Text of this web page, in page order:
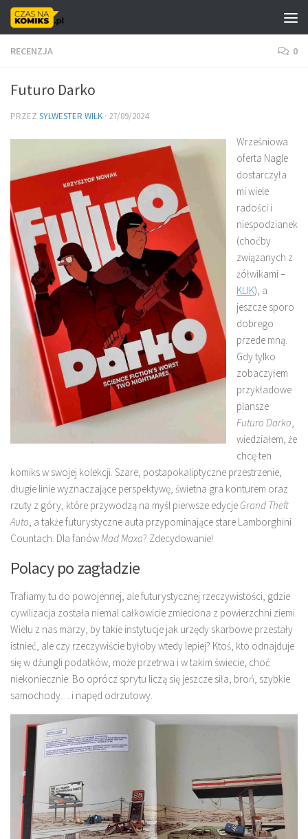
Skip to content
RECENZJA 0
Futuro Darko
PRZEZ SYLWESTER WILK · 27/09/2024
Wrześniowa
oferta Nagle
dostarczyła
mi wiele
radości i
niespodzianek
(choćby
związanych z
żółwikami –
KLIK), a
jeszcze sporo
dobrego
przede mną.
Gdy tylko
zobaczyłem
przykładowe
plansze
Futuro Darko,
wiedziałem, że
chcę ten
komiks w swojej kolekcji. Szare, postapokaliptyczne przestrzenie,
długie linie wyznaczające perspektywę, świetna gra konturem oraz
rzuty z góry, które przywodzą na myśl pierwsze edycje Grand Theft
Auto, a także futurystyczne auta przypominające stare Lamborghini
Countach. Dla fanówMad Maxa? Zdecydowanie!
Polacy po zagładzie
Trafiamy tu do powojennej, ale futurystycznej rzeczywistości, gdzie
cywilizacja została niemal całkowicie zmieciona z powierzchni ziemi.
Wielu z nas marzy, by takie instytucje jak urzędy skarbowe przestały
istnieć, ale czy rzeczywiście byłoby wtedy lepiej? Ktoś, kto odnajduje
się w dżungli podatków, może przetrwa i w takim świecie, choć
niekoniecznie. Bo oprócz sprytu liczą się jeszcze siła, broń, szybkie
samochody… i napęd odrzutowy.